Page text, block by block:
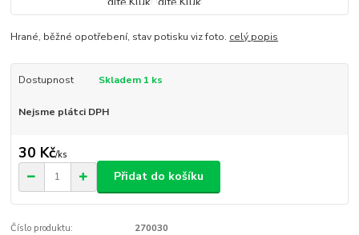
Hrané, běžné opotřebení, stav potisku viz foto. celý popis
Dostupnost Skladem 1 ks
Nejsme plátci DPH
30 Kč/ks
Přidat do košíku
Číslo produktu: 270030